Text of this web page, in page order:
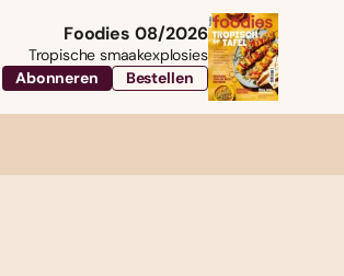
Foodies 08/2026
Tropische smaakexplosies
Abonneren
Bestellen